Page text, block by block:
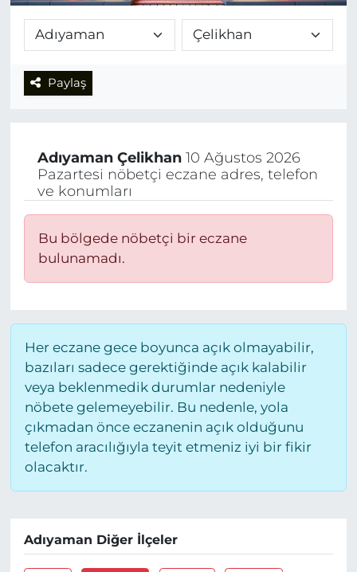
Paylaş
Adıyaman Çelikhan10 Ağustos 2026
Pazartesi nöbetçi eczane adres, telefon
ve konumları
Bu bölgede nöbetçi bir eczane
bulunamadı.
Her eczane gece boyunca açık olmayabilir,
bazıları sadece gerektiğinde açık kalabilir
veya beklenmedik durumlar nedeniyle
nöbete gelemeyebilir. Bu nedenle, yola
çıkmadan önce eczanenin açık olduğunu
telefon aracılığıyla teyit etmeniz iyi bir fikir
olacaktır.
Adıyaman Diğer İlçeler